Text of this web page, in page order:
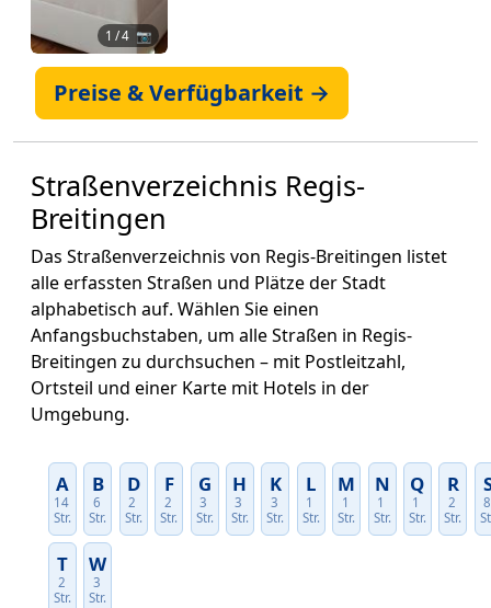
1 / 4 📷
Preise & Verfügbarkeit →
Straßenverzeichnis Regis-
Breitingen
Das Straßenverzeichnis von Regis-Breitingen listet
alle erfassten Straßen und Plätze der Stadt
alphabetisch auf. Wählen Sie einen
Anfangsbuchstaben, um alle Straßen in Regis-
Breitingen zu durchsuchen – mit Postleitzahl,
Ortsteil und einer Karte mit Hotels in der
Umgebung.
A
14
Str.
B
6
Str.
D
2
Str.
F
2
Str.
G
3
Str.
H
3
Str.
K
3
Str.
L
1
Str.
M
1
Str.
N
1
Str.
Q
1
Str.
R
2
Str.
T
2
Str.
W
3
Str.